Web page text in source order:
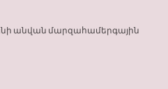
անվան մարզահամերգային